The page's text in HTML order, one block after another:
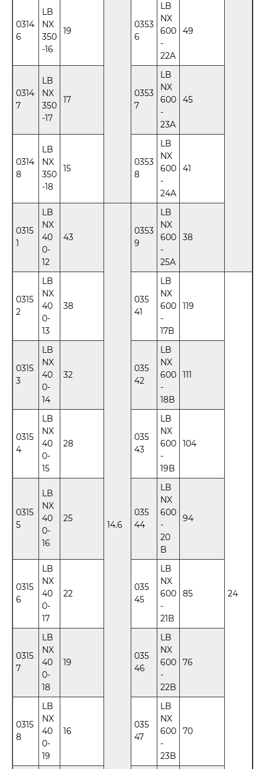
0314
6
LB
NX
350
-16
19
0353
6
LB
NX
600
-
22A
49
0314
7
LB
NX
350
-17
17
0353
7
LB
NX
600
-
23A
45
0314
8
LB
NX
350
-18
15
0353
8
LB
NX
600
-
24A
41
0315
1
LB
NX
40
0-
12
43
14.6
0353
9
LB
NX
600
-
25A
38
0315
2
LB
NX
40
0-
13
38
035
41
LB
NX
600
-
17B
119
24
0315
3
LB
NX
40
0-
14
32
035
42
LB
NX
600
-
18B
111
0315
4
LB
NX
40
0-
15
28
035
43
LB
NX
600
-
19B
104
0315
5
LB
NX
40
0-
16
25
035
44
LB
NX
600
-
20
B
94
0315
6
LB
NX
40
0-
17
22
035
45
LB
NX
600
-
21B
85
0315
7
LB
NX
40
0-
18
19
035
46
LB
NX
600
-
22B
76
0315
8
LB
NX
40
0-
19
16
035
47
LB
NX
600
-
23B
70